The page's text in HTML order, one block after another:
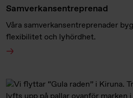
Samverkansentreprenad
Våra samverkansentreprenader
flexibilitet och lyhördhet.